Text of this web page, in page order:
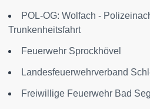
POL-OG: Wolfach -
Trunkenheitsfahrt
Feuerwehr Sprockhövel
Landesfeuerwehrverband
Freiwillige Feuerwehr Bad